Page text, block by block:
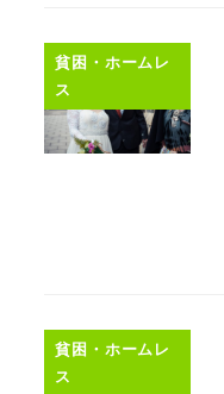
貧困・ホームレ
ス
貧困・ホームレ
ス